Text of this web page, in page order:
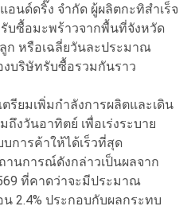
อนด์ดริ๊ง จำกัด ผู้ผลิตกะทิสำเร็จ
บซื้อมะพร้าวจากพื้นที่จังหวัด
ก หรือเฉลี่ยวันละประมาณ
งบริษัทรับซื้อรวมกันราว
รียมเพิ่มกำลังการผลิตและเดิน
ถึงวันอาทิตย์ เพื่อเร่งระบาย
การค้าให้ได้เร็วที่สุด
านการณ์ดังกล่าวเป็นผลจาก
ที่คาดว่าจะมีประมาณ
2.4% ประกอบกับผลกระทบ